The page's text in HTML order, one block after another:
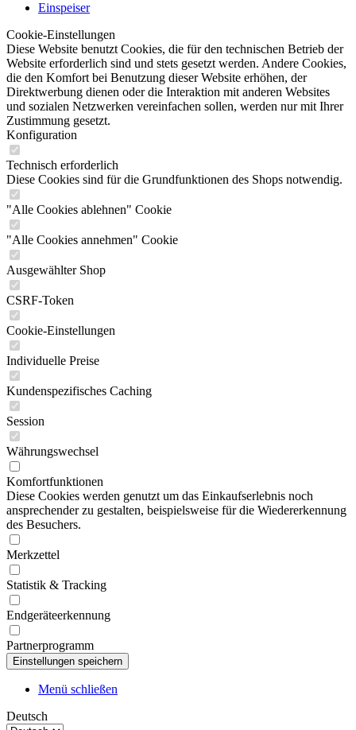
Einspeiser
Cookie-Einstellungen
Diese Website benutzt Cookies, die für den technischen Betrieb der
Website erforderlich sind und stets gesetzt werden. Andere Cookies,
die den Komfort bei Benutzung dieser Website erhöhen, der
Direktwerbung dienen oder die Interaktion mit anderen Websites
und sozialen Netzwerken vereinfachen sollen, werden nur mit Ihrer
Zustimmung gesetzt.
Konfiguration
Technisch erforderlich
Diese Cookies sind für die Grundfunktionen des Shops notwendig.
"Alle Cookies ablehnen" Cookie
"Alle Cookies annehmen" Cookie
Ausgewählter Shop
CSRF-Token
Cookie-Einstellungen
Individuelle Preise
Kundenspezifisches Caching
Session
Währungswechsel
Komfortfunktionen
Diese Cookies werden genutzt um das Einkaufserlebnis noch
ansprechender zu gestalten, beispielsweise für die Wiedererkennung
des Besuchers.
Merkzettel
Statistik & Tracking
Endgeräteerkennung
Partnerprogramm
Menü schließen
Deutsch